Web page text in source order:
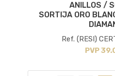
ANILLOS /
SORTIJA ORO
Ref. (RESI)
PVP